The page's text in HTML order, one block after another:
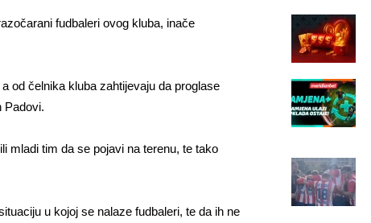
fudbaleri ovog kluba, inače
od čelnika kluba zahtijevaju da proglase
Padovi.
mladi tim da se pojavi na terenu, te tako
u kojoj se nalaze fudbaleri, te da ih ne